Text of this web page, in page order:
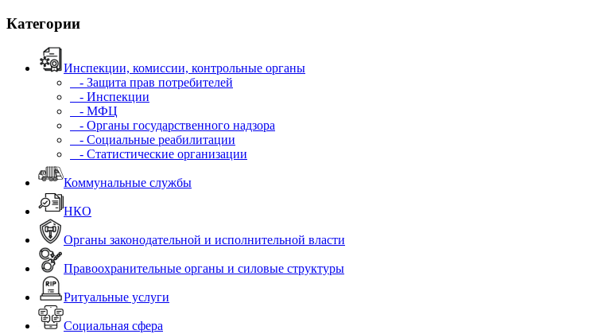
Категории
Инспекции, комиссии, контрольные органы
- Защита прав потребителей
- Инспекции
- МФЦ
- Органы государственного надзора
- Социальные реабилитации
- Статистические организации
Коммунальные службы
НКО
Органы законодательной и исполнительной власти
Правоохранительные органы и силовые структуры
Ритуальные услуги
Социальная сфера